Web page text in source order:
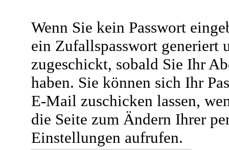
Wenn Sie kein Passwort
ein Zufallspasswort generiert
zugeschickt, sobald Sie Ihr
haben. Sie können sich Ihr
E-Mail zuschicken lassen,
die Seite zum Ändern Ihrer
Einstellungen aufrufen.